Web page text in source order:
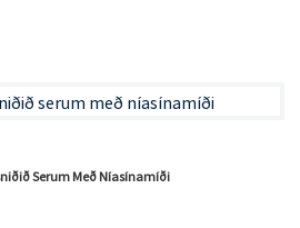
Serum Með Níasínamíði